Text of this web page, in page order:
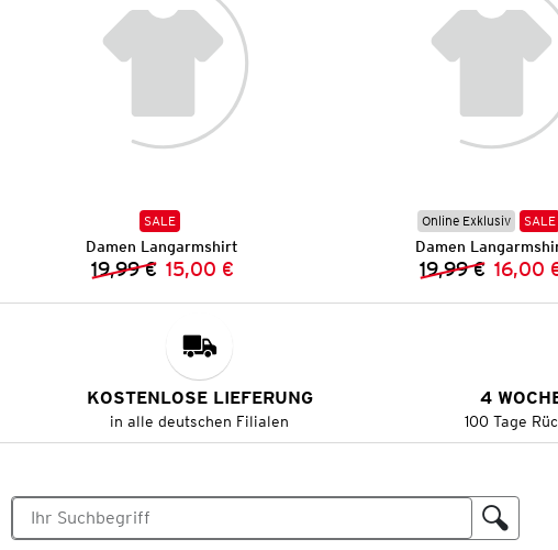
SALE
Damen Langarmshirt
Vorheriger Preis:
19,99 € Neuer Preis:
15,00 €
Online Exklusiv SALE
Damen
19,99 € Neuer
16,00
KOSTENLOSE LIEFERUNG
in alle deutschen Filialen
4
100 Tage